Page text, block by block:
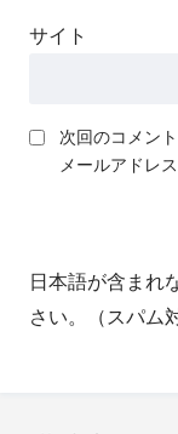
サイト
次回のコメン
メールアドレ
日本語が含まれ
さい。（スパム